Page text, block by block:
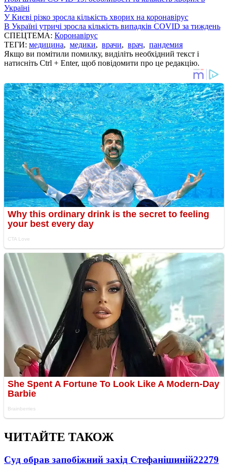
Україні
У Києві різко зросла кількість хворих на коронавірус
В Україні утричі зросла кількість випадків COVID за тиждень
СПЕЦТЕМА: Коронавірус
ТЕГИ: медицина, медики, врачи, врач, пандемия
Якщо ви помітили помилку, виділіть необхідний текст і
натисніть Ctrl + Enter, щоб повідомити про це редакцію.
ЧИТАЙТЕ ТАКОЖ
Суд обрав запобіжний захід Стефанішиній22279